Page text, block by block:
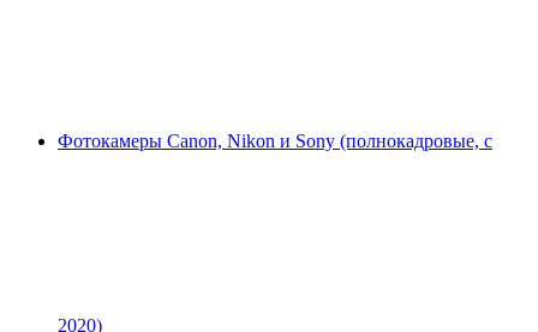
Фотокамеры Canon, Nikon и Sony (полнокадровые, с
2020)